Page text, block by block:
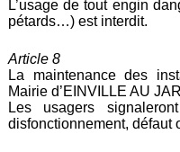
L’usage de tout engin
pétards…) est interdit.
Article 8
La maintenance des
Mairie d’EINVILLE AU
Les usagers
disfonctionnement, défaut